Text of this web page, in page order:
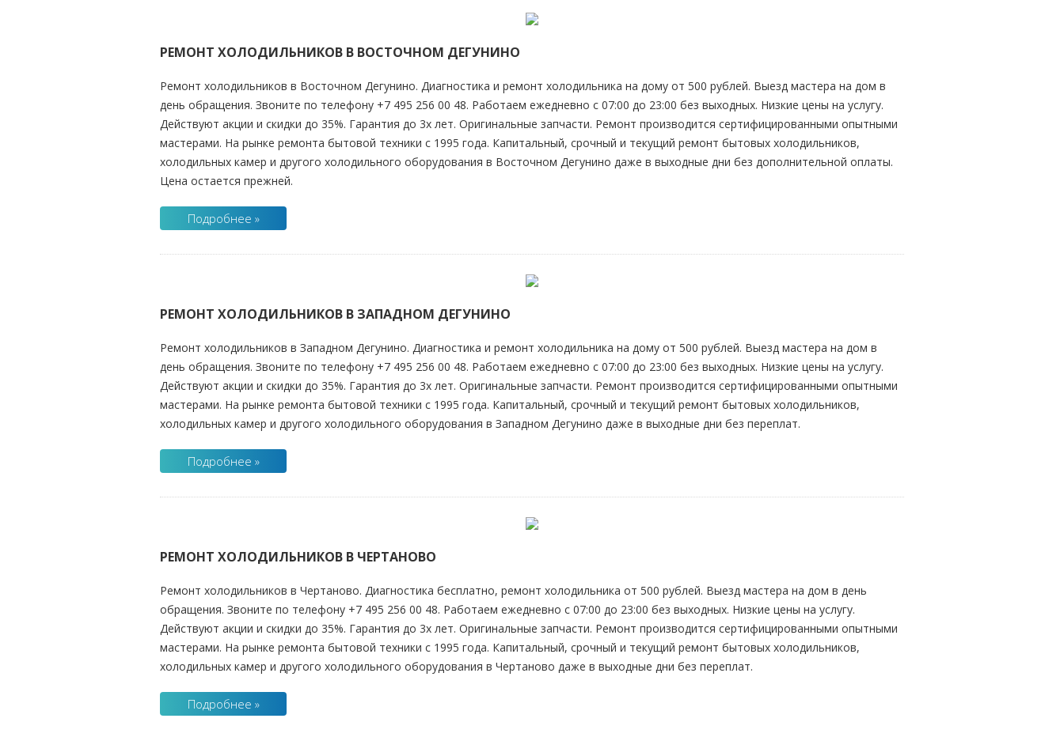
РЕМОНТ ХОЛОДИЛЬНИКОВ В ВОСТОЧНОМ ДЕГУНИНО
Ремонт холодильников в Восточном Дегунино. Диагностика и ремонт холодильника на дому от 500 рублей. Выезд мастера на дом в
день обращения. Звоните по телефону +7 495 256 00 48. Работаем ежедневно с 07:00 до 23:00 без выходных. Низкие цены на услугу.
Действуют акции и скидки до 35%. Гарантия до 3х лет. Оригинальные запчасти. Ремонт производится сертифицированными опытными
мастерами. На рынке ремонта бытовой техники с 1995 года. Капитальный, срочный и текущий ремонт бытовых холодильников,
холодильных камер и другого холодильного оборудования в Восточном Дегунино даже в выходные дни без дополнительной оплаты.
Цена остается прежней.
Подробнее »
РЕМОНТ ХОЛОДИЛЬНИКОВ В ЗАПАДНОМ ДЕГУНИНО
Ремонт холодильников в Западном Дегунино. Диагностика и ремонт холодильника на дому от 500 рублей. Выезд мастера на дом в
день обращения. Звоните по телефону +7 495 256 00 48. Работаем ежедневно с 07:00 до 23:00 без выходных. Низкие цены на услугу.
Действуют акции и скидки до 35%. Гарантия до 3х лет. Оригинальные запчасти. Ремонт производится сертифицированными опытными
мастерами. На рынке ремонта бытовой техники с 1995 года. Капитальный, срочный и текущий ремонт бытовых холодильников,
холодильных камер и другого холодильного оборудования в Западном Дегунино даже в выходные дни без переплат.
Подробнее »
РЕМОНТ ХОЛОДИЛЬНИКОВ В ЧЕРТАНОВО
Ремонт холодильников в Чертаново. Диагностика бесплатно, ремонт холодильника от 500 рублей. Выезд мастера на дом в день
обращения. Звоните по телефону +7 495 256 00 48. Работаем ежедневно с 07:00 до 23:00 без выходных. Низкие цены на услугу.
Действуют акции и скидки до 35%. Гарантия до 3х лет. Оригинальные запчасти. Ремонт производится сертифицированными опытными
мастерами. На рынке ремонта бытовой техники с 1995 года. Капитальный, срочный и текущий ремонт бытовых холодильников,
холодильных камер и другого холодильного оборудования в Чертаново даже в выходные дни без переплат.
Подробнее »